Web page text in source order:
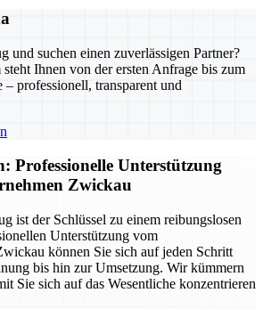
und suchen einen zuverlässigen Partner?
steht Ihnen von der ersten Anfrage bis zum
professionell, transparent und
Professionelle Unterstützung
Zwickau
ist der Schlüssel zu einem reibungslosen
Unterstützung vom
können Sie sich auf jeden Schritt
bis hin zur Umsetzung. Wir kümmern
Sie sich auf das Wesentliche konzentrieren